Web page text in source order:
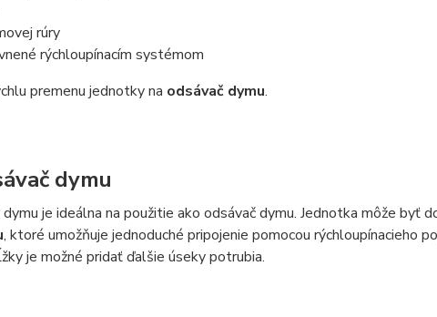
rúry
rýchloupínacím systémom
premenu jednotky na odsávač dymu.
dymu
je ideálna na použitie ako odsávač dymu. Jednotka môže byť
, ktoré umožňuje jednoduché pripojenie pomocou rýchloupínacieho
je možné pridať ďalšie úseky potrubia.